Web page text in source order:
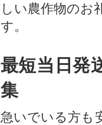
しい農作物のお
す。​
最短当日発
集
急いでいる方も